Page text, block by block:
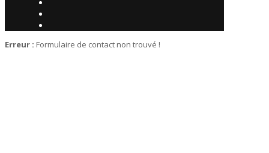
Erreur : Formulaire de contact non trouvé !